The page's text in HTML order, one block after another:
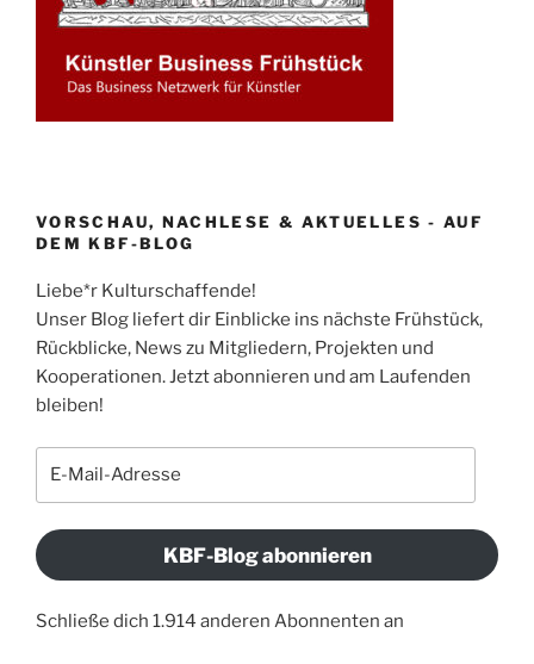
VORSCHAU, NACHLESE & AKTUELLES - AUF
DEM KBF-BLOG
Liebe*r Kulturschaffende!
Unser Blog liefert dir Einblicke ins nächste Frühstück,
Rückblicke, News zu Mitgliedern, Projekten und
Kooperationen. Jetzt abonnieren und am Laufenden
bleiben!
KBF-Blog abonnieren
Schließe dich 1.914 anderen Abonnenten an